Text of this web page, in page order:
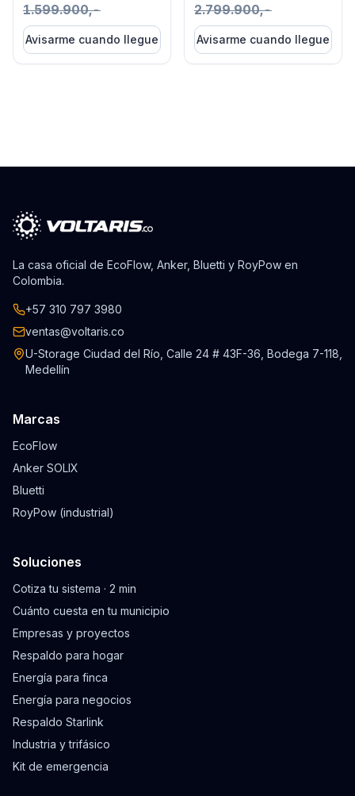
1.599.900,-
Avisarme cuando llegue
2.799.900,-
Avisarme cuando llegue
La casa oficial de EcoFlow, Anker, Bluetti y RoyPow en
Colombia.
+57 310 797 3980
ventas@voltaris.co
U-Storage Ciudad del Río, Calle 24 # 43F-36, Bodega 7-118,
Medellín
Marcas
EcoFlow
Anker SOLIX
Bluetti
RoyPow (industrial)
Soluciones
Cotiza tu sistema · 2 min
Cuánto cuesta en tu municipio
Empresas y proyectos
Respaldo para hogar
Energía para finca
Energía para negocios
Respaldo Starlink
Industria y trifásico
Kit de emergencia